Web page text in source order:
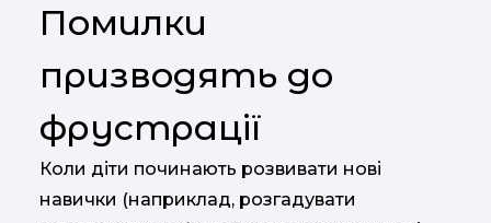
Помилки
призводять до
фрустрації
Коли діти починають розвивати нові
навички (наприклад, розгадувати